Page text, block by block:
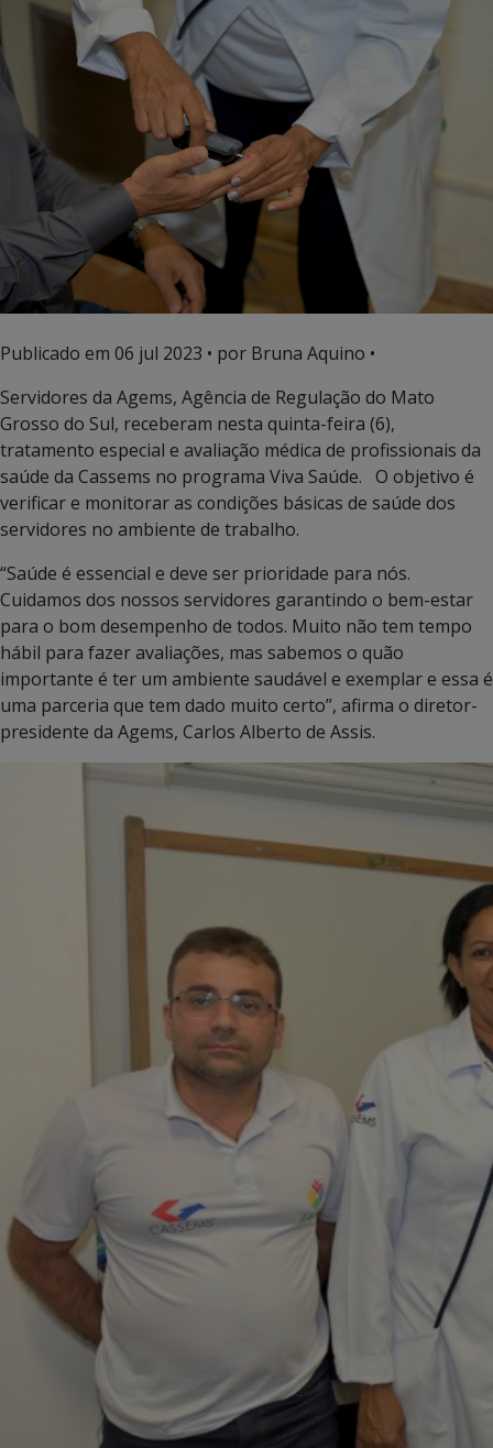
Publicado em 06 jul 2023 • por Bruna Aquino •
Servidores da Agems, Agência de Regulação do Mato
Grosso do Sul, receberam nesta quinta-feira (6),
tratamento especial e avaliação médica de profissionais da
saúde da Cassems no programa Viva Saúde. O objetivo é
verificar e monitorar as condições básicas de saúde dos
servidores no ambiente de trabalho.
“Saúde é essencial e deve ser prioridade para nós.
Cuidamos dos nossos servidores garantindo o bem-estar
para o bom desempenho de todos. Muito não tem tempo
hábil para fazer avaliações, mas sabemos o quão
importante é ter um ambiente saudável e exemplar e essa é
uma parceria que tem dado muito certo”, afirma o diretor-
presidente da Agems, Carlos Alberto de Assis.